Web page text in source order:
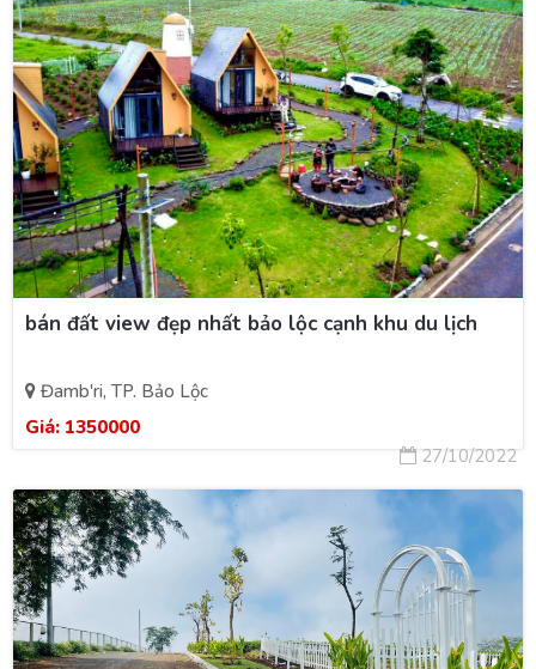
bán đất view đẹp nhất bảo lộc cạnh khu du lịch
Đamb'ri, TP. Bảo Lộc
Giá: 1350000
27/10/2022